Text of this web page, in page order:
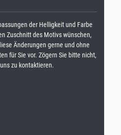
der Helligkeit und Farbe
Zuschnitt des Motivs wünschen,
Änderungen gerne und ohne
für Sie vor. Zögern Sie bitte nicht,
uns zu kontaktieren.